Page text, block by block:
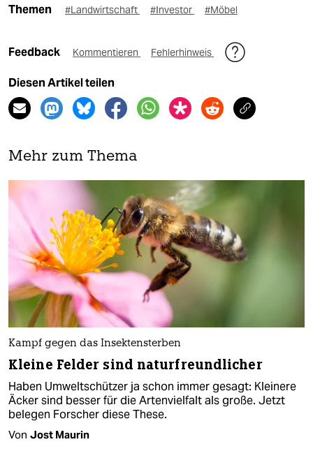
Themen #Landwirtschaft #Investor #Möbel
Feedback Kommentieren Fehlerhinweis
Diesen Artikel teilen
Mehr zum Thema
Kampf gegen das Insektensterben
Kleine Felder sind naturfreundlicher
Haben Umweltschützer ja schon immer gesagt: Kleinere
Äcker sind besser für die Artenvielfalt als große. Jetzt
belegen Forscher diese These.
Von Jost Maurin